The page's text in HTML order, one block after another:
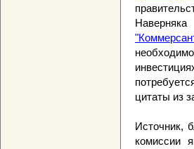
цитаты из
Источник,
комиссии